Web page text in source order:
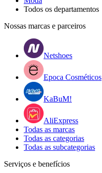
Todos os departamentos
Nossas marcas e parceiros
Netshoes
Epoca Cosméticos
KaBuM!
AliExpress
Todas as marcas
Todas as categorias
Todas as subcategorias
Serviços e benefícios